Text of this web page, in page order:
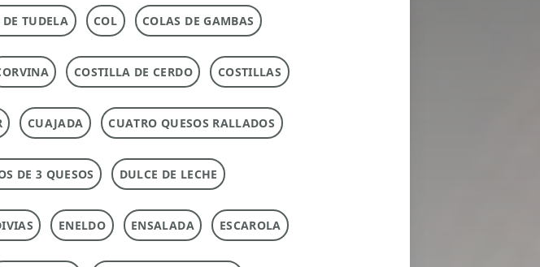
TUDELA COL COLAS DE GAMBAS
COSTILLA DE CERDO COSTILLAS
CUAJADA CUATRO QUESOS RALLADOS
DE 3 QUESOS DULCE DE LECHE
ENELDO ENSALADA ESCAROLA